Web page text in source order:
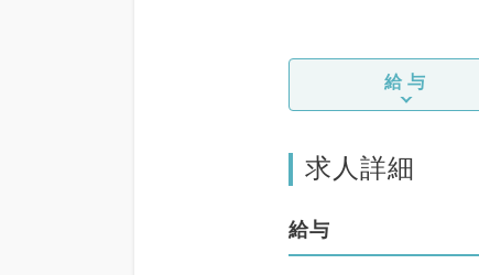
給与
求人詳細
給与